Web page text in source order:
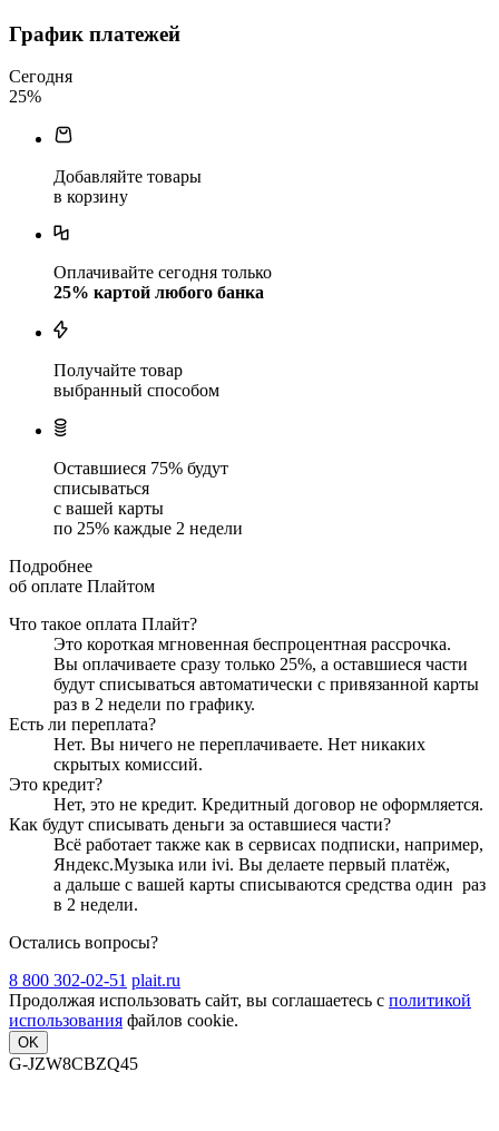
График платежей
Сегодня
25%
Добавляйте товары
в корзину
Оплачивайте сегодня только
25% картой любого банка
Получайте товар
выбранный способом
Оставшиеся 75% будут
списываться
с вашей карты
по 25% каждые 2 недели
Подробнее
об оплате Плайтом
Что такое оплата Плайт?
Это короткая мгновенная беспроцентная рассрочка.
Вы оплачиваете сразу только 25%, а оставшиеся части
будут списываться автоматически с привязанной карты
раз в 2 недели по графику.
Есть ли переплата?
Нет. Вы ничего не переплачиваете. Нет никаких
скрытых комиссий.
Это кредит?
Нет, это не кредит. Кредитный договор не оформляется.
Как будут списывать деньги за оставшиеся части?
Всё работает также как в сервисах подписки, например,
Яндекс.Музыка или ivi. Вы делаете первый платёж,
а дальше с вашей карты списываются средства один раз
в 2 недели.
Остались вопросы?
8 800 302-02-51 plait.ru
Продолжая использовать сайт, вы соглашаетесь с политикой
использования файлов cookie.
OK
G-JZW8CBZQ45